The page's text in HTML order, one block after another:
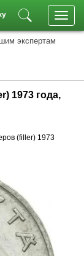
экспертам
1973 года,
(filler) 1973